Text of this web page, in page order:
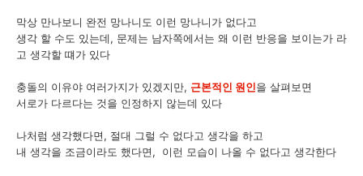
막상 만나보니 완전 망나니도 이런 망나니가 없다고
생각 할 수도 있는데, 문제는 남자쪽에서는 왜 이런 반응을 보이는가 라
고 생각할 떄가 있다
충돌의 이유야 여러가지가 있겠지만, 근본적인 원인을 살펴보면
서로가 다르다는 것을 인정하지 않는데 있다
나처럼 생각했다면, 절대 그럴 수 없다고 생각을 하고
내 생각을 조금이라도 했다면, 이런 모습이 나올 수 없다고 생각한다